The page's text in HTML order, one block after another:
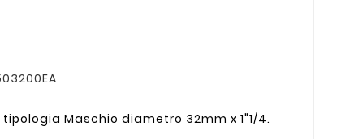
Maschio diametro 32mm x 1"1/4.